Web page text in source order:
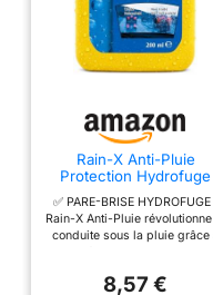
Rain-X Anti-Pluie
Protection Hydrofuge
Brise - 200 ml
✅ PARE-BRISE
Rain-X Anti-Pluie
conduite sous la pluie grâce
traitement sur le pare-brise,
8,57 €